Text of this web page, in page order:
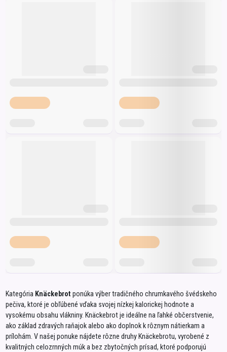
Kategória Knäckebrot ponúka výber tradičného chrumkavého švédskeho
pečiva, ktoré je obľúbené vďaka svojej nízkej kalorickej hodnote a
vysokému obsahu vlákniny. Knäckebrot je ideálne na ľahké občerstvenie,
ako základ zdravých raňajok alebo ako doplnok k rôznym nátierkam a
prílohám. V našej ponuke nájdete rôzne druhy Knäckebrotu, vyrobené z
kvalitných celozrnných múk a bez zbytočných prísad, ktoré podporujú